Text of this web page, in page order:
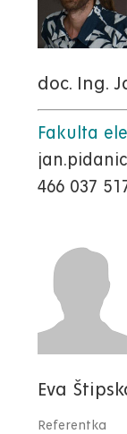
doc. Ing.
Fakulta
466 037
Eva
Referentka